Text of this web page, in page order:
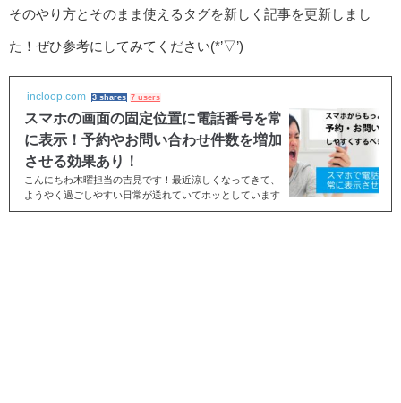
そのやり方とそのまま使えるタグを新しく記事を更新しまし
た！ぜひ参考にしてみてください(*’▽’)
incloop.com 3 shares 7 users
スマホの画面の固定位置に電話番号を常
に表示！予約やお問い合わせ件数を増加
させる効果あり！
こんにちわ木曜担当の吉見です！最近涼しくなってきて、
ようやく過ごしやすい日常が送れていてホッとしています
(*'▽')クーラーも使わず、暖房も使わない今の...